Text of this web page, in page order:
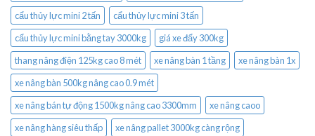
cẩu thủy lực mini 2 tấn
cẩu thủy lực mini 3 tấn
cẩu thủy lực mini bằng tay 3000kg
giá xe đẩy 300kg
thang nâng điện 125kg cao 8 mét
xe nâng bàn 1 tầng
xe nâng bàn 1x
xe nâng bàn 500kg nâng cao 0.9 mét
xe nâng bán tự động 1500kg nâng cao 3300mm
xe nâng caoo
xe nâng hàng siêu thấp
xe nâng pallet 3000kg càng rộng